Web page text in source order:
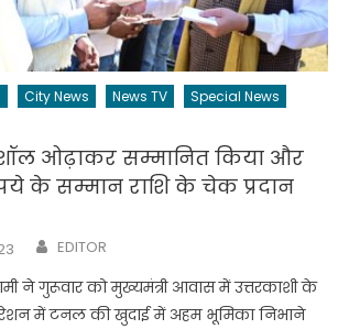
City News News TV
Special News
ओढ़ाकर सम्मानित किया और
के सम्मान राशि के चेक प्रदान
Author
EDITOR
ने गुरूवार को मुख्यमंत्री आवास में उत्तरकाशी के
में टनल की खुदाई में अहम भूमिका निभाने